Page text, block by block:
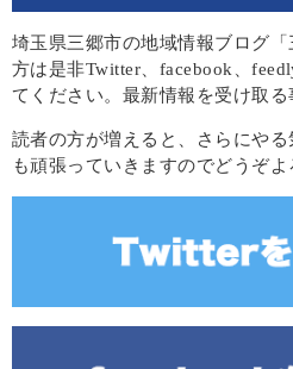
埼玉県三郷市の地域情報ブログ
方は是非Twitter、facebook、
てください。最新情報を受け取る
読者の方が増えると、さらにや
も頑張っていきますのでどうぞよ